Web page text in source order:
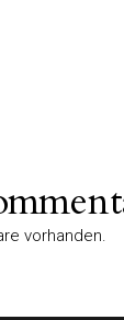
vorhanden.